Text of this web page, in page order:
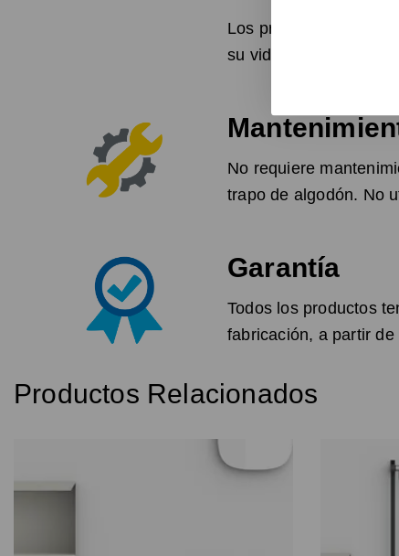
Los productos
su vida útil.
No requiere
trapo de algodón. No
Garantía
Todos los productos
fabricación, a partir
Productos Relacionados